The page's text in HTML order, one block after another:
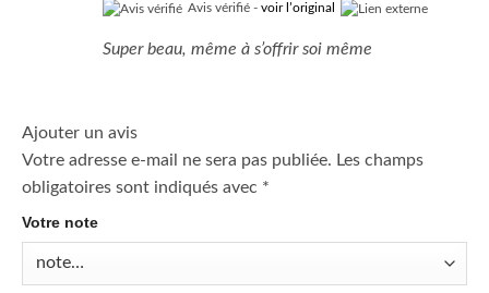
Avis vérifié - voir l’original
Super beau, même à s’offrir soi même
Ajouter un avis
Votre adresse e-mail ne sera pas publiée. Les champs
obligatoires sont indiqués avec *
Votre note